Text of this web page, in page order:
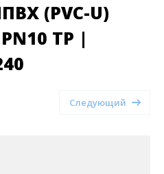
(PVC-U)
TP |
Следующий